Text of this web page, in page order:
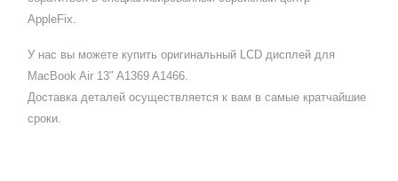
AppleFix.
У нас вы можете купить оригинальный LCD дисплей для
MacBook Air 13″ A1369 A1466.
Доставка деталей осуществляется к вам в самые кратчайшие
сроки.